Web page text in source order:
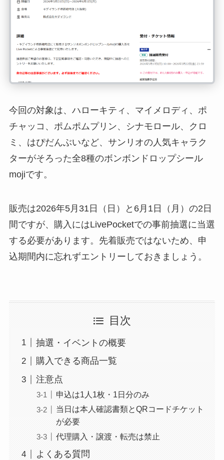
今回の対象は、ハローキティ、マイメロディ、ポ
チャッコ、ポムポムプリン、シナモロール、クロ
ミ、はぴだんぶいなど、サンリオの人気キャラク
ターがそろった全8種のボンボンドロップシール
mojiです。
販売は2026年5月31日（日）と6月1日（月）の2日
間ですが、購入にはLivePocketでの事前抽選に当選
する必要があります。先着販売ではないため、申
込期間内に忘れずエントリーしておきましょう。
目次
抽選・イベントの概要
購入できる商品一覧
注意点
申込は1人1枚・1日分のみ
当日は本人確認書類とQRコードチケット
が必要
代理購入・譲渡・転売は禁止
よくある質問